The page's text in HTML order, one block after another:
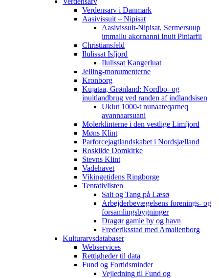
Verdensarv i Danmark
Aasivissuit – Nipisat
Aasivissuit-Nipisat, Sermersuup
immallu akornanni Inuit Piniarfii
Christiansfeld
Ilulissat Isfjord
Ilulissat Kangerluat
Jelling-monumenterne
Kronborg
Kujataa, Grønland: Nordbo- og
inuitlandbrug ved randen af indlandsisen
Ukiut 1000-t nunaateqarneq
avannaarsuani
Molerklinterne i den vestlige Limfjord
Møns Klint
Parforcejagtlandskabet i Nordsjælland
Roskilde Domkirke
Stevns Klint
Vadehavet
Vikingetidens Ringborge
Tentativlisten
Salt og Tang på Læsø
Arbejderbevægelsens forenings- og
forsamlingsbygninger
Dragør gamle by og havn
Frederiksstad med Amalienborg
Kulturarvsdatabaser
Webservices
Rettigheder til data
Fund og Fortidsminder
Vejledning til Fund og